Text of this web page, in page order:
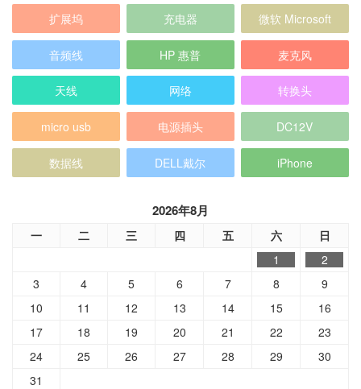
扩展坞 充电器 微软 Microsoft
音频线 HP 惠普 麦克风
天线 网络 转换头
micro usb 电源插头 DC12V
数据线 DELL戴尔 iPhone
2026年8月
一 二 三 四 五 六 日
1
2
3
4 5 6 7 8
9
10
11 12 13 14 15
16
17
18 19 20 21 22
23
24
25 26 27 28 29
30
31